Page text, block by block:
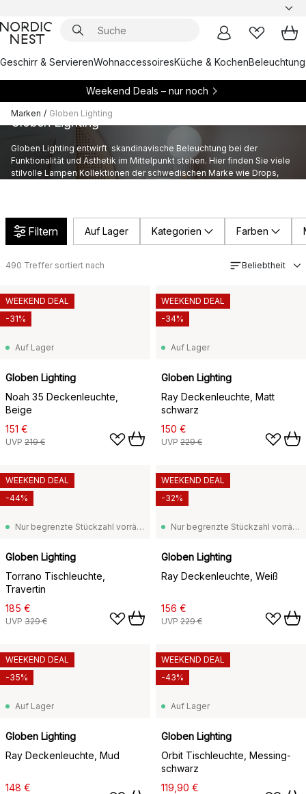
Geschirr & ServierenWohnaccessoiresKüche & KochenBeleuchtung
Weekend Deals – nur noch
Marken / Globen Lighting
Globen Lighting
Globen Lighting entwirft skandinavische Beleuchtung bei der
Funktionalität und Ästhetik im Mittelpunkt stehen. Hier finden Sie viele
stilvolle Lampen Kollektionen der schwedischen Marke wie Drops,
Filtern Auf Lager Kategorien Farben
490 Treffer sortiert nach Beliebtheit
Auf Lager
Globen Lighting
Noah 35 Deckenleuchte,
Beige
151 €
UVP 219 €
WEEKEND DEAL
-31%
Auf Lager
Globen Lighting
Ray Deckenleuchte, Matt
schwarz
150 €
UVP 229 €
WEEKEND DEAL
-34%
Nur begrenzte Stückzahl vorrätig
Globen Lighting
Torrano Tischleuchte,
Travertin
185 €
UVP 329 €
WEEKEND DEAL
-44%
Nur begrenzte Stückzahl vorrätig
Globen Lighting
Ray Deckenleuchte, Weiß
156 €
UVP 229 €
WEEKEND DEAL
-32%
Auf Lager
Globen Lighting
Ray Deckenleuchte, Mud
148 €
WEEKEND DEAL
-35%
Auf Lager
Globen Lighting
Orbit Tischleuchte, Messing-
schwarz
119,90 €
WEEKEND DEAL
-43%